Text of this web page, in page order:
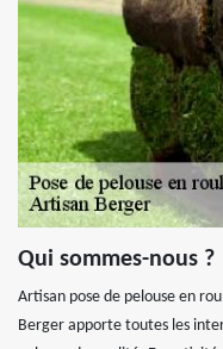
Qui sommes-nous ?
Artisan pose de pelouse en
Berger apporte toutes les